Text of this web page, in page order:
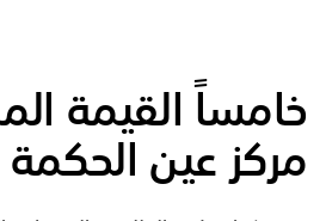
خامساً القيمة
مركز عين الحكمة